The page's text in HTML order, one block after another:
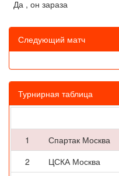
Да , он зараза
Следующий матч
Турнирная таблица
1
Спартак Москва
2
ЦСКА Москва